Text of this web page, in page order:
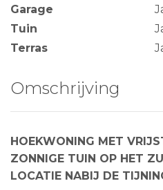
Garage
Tuin
Terras
Omschrijving
HOEKWONING MET
ZONNIGE TUIN OP HET
LOCATIE NABIJ DE